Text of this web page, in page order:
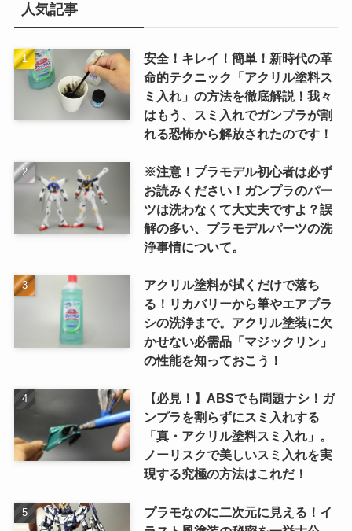
人気記事
安全！キレイ！簡単！新時代の革
命的テクニック「アクリル塗料ス
ミ入れ」の方法を徹底解説！我々
はもう、スミ入れでガンプラが割
れる恐怖から解放されたのです！
※注意！プラモデル初心者は必ず
お読みください！ガンプラのパー
ツは洗わなくて大丈夫ですよ？誤
解の多い、プラモデルパーツの洗
浄事情について。
アクリル塗料が拭くだけで落ち
る！リカバリーから筆やエアブラ
シの洗浄まで。アクリル塗装に欠
かせない必需品「マジックリン」
の性能を知っておこう！
【必見！】ABSでも問題ナシ！ガ
ンプラを割らずにスミ入れする
「真・アクリル塗料スミ入れ」。
ノーリスクで美しいスミ入れを実
現する究極の方法はこれだ！
プラモなのに二次元に見える！イ